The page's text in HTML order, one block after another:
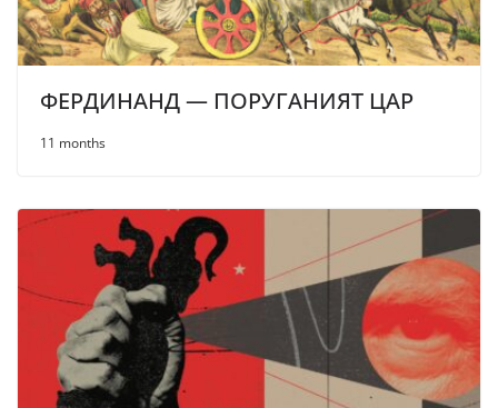
ФЕРДИНАНД — ПОРУГАНИЯТ ЦАР
11 months